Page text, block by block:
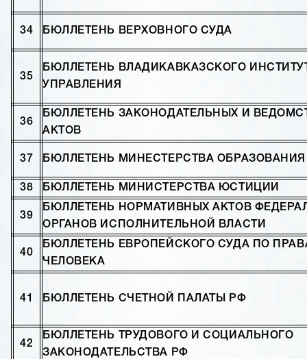
34 БЮЛЛЕТЕНЬ ВЕРХОВНОГО СУДА
35
БЮЛЛЕТЕНЬ ВЛАДИКАВКАЗСКОГО
УПРАВЛЕНИЯ
36
БЮЛЛЕТЕНЬ ЗАКОНОДАТЕЛЬНЫХ И
АКТОВ
37 БЮЛЛЕТЕНЬ МИНЕСТЕРСТВА ОБРАЗОВАНИЯ
38 БЮЛЛЕТЕНЬ МИНИСТЕРСТВА ЮСТИЦИИ
39
БЮЛЛЕТЕНЬ НОРМАТИВНЫХ АКТОВ
ОРГАНОВ ИСПОЛНИТЕЛЬНОЙ ВЛАСТИ
40
БЮЛЛЕТЕНЬ ЕВРОПЕЙСКОГО СУДА ПО
ЧЕЛОВЕКА
41 БЮЛЛЕТЕНЬ СЧЕТНОЙ ПАЛАТЫ РФ
42
БЮЛЛЕТЕНЬ ТРУДОВОГО И СОЦИАЛЬНОГО
ЗАКОНОДАТЕЛЬСТВА РФ